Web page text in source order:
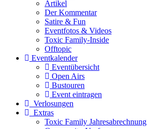
Artikel
Der Kommentar
Satire & Fun
Eventfotos & Videos
Toxic Family-Inside
Offtopic
Eventkalender
Eventübersicht
Open Airs
Bustouren
Event eintragen
Verlosungen
Extras
Toxic Family Jahresabrechnung